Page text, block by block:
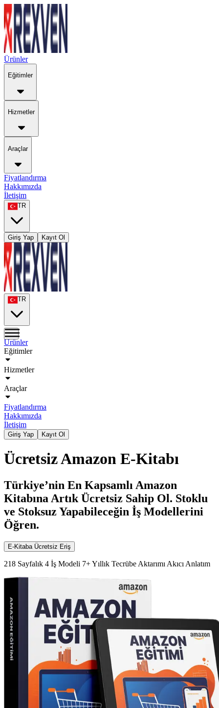
Ürünler
Eğitimler
Hizmetler
Araçlar
Fiyatlandırma
Hakkımızda
İletişim
TR
Giriş Yap Kayıt Ol
TR
Ürünler
Eğitimler
Hizmetler
Araçlar
Fiyatlandırma
Hakkımızda
İletişim
Giriş Yap Kayıt Ol
Ücretsiz Amazon E-Kitabı
Türkiye’nin En Kapsamlı Amazon
Kitabına Artık Ücretsiz Sahip Ol. Stoklu
ve Stoksuz Yapabileceğin İş Modellerini
Öğren.
E-Kitaba Ücretsiz Eriş
218 Sayfalık 4 İş Modeli 7+ Yıllık Tecrübe Aktarımı Akıcı Anlatım